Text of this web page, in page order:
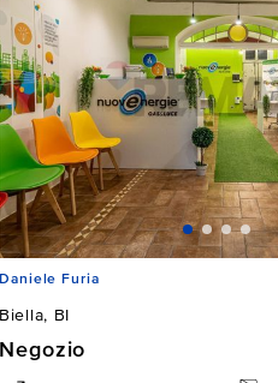
Daniele Furia
Biella, BI
Negozio